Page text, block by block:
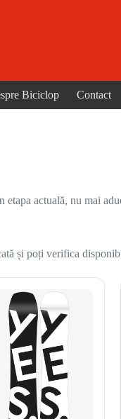
Biciclop Contact
actuală, nu mai
și poți verifica